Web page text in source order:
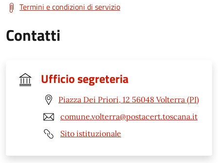
Termini e condizioni di servizio
Contatti
Ufficio segreteria
Piazza Dei Priori, 12 56048 Volterra (PI)
comune.volterra@postacert.toscana.it
Sito istituzionale